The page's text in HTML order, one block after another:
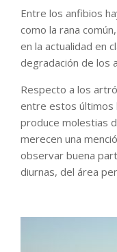
Entre los anfibios
como la rana
en la actualidad en
degradación de los
Respecto a los
entre estos últimos
produce molestias
merecen una
observar buena
diurnas, del área